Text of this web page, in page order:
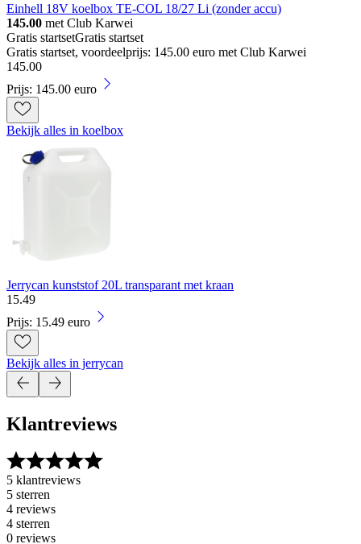
Einhell 18V koelbox TE-COL 18/27 Li (zonder accu)
145.00 met Club Karwei
Gratis startsetGratis startset
Gratis startset, voordeelprijs: 145.00 euro met Club Karwei
145.00
Prijs: 145.00 euro
Bekijk alles in koelbox
Jerrycan kunststof 20L transparant met kraan
15.49
Prijs: 15.49 euro
Bekijk alles in jerrycan
Klantreviews
5 klantreviews
5 sterren
4 reviews
4 sterren
0 reviews